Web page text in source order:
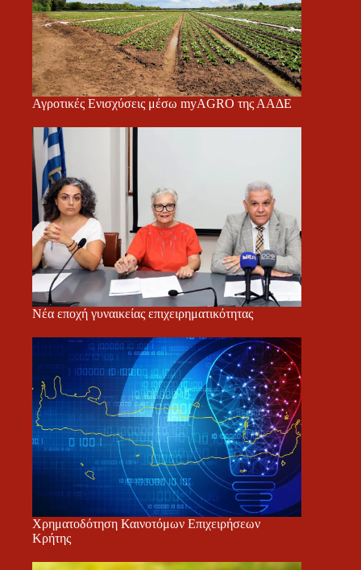
Αγροτικές Ενισχύσεις μέσω myAGRO της ΑΑΔΕ
Νέα εποχή γυναικείας επιχειρηματικότητας
Χρηματοδότηση Καινοτόμων Επιχειρήσεων
Κρήτης